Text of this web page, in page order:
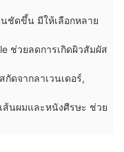
ชัดขึ้น มีให้เลือกหลาย
ช่วยลดการเกิดผิวสัมผัส
ดจากลาเวนเดอร์,
ส้นผมและหนังศีรษะ ช่วย